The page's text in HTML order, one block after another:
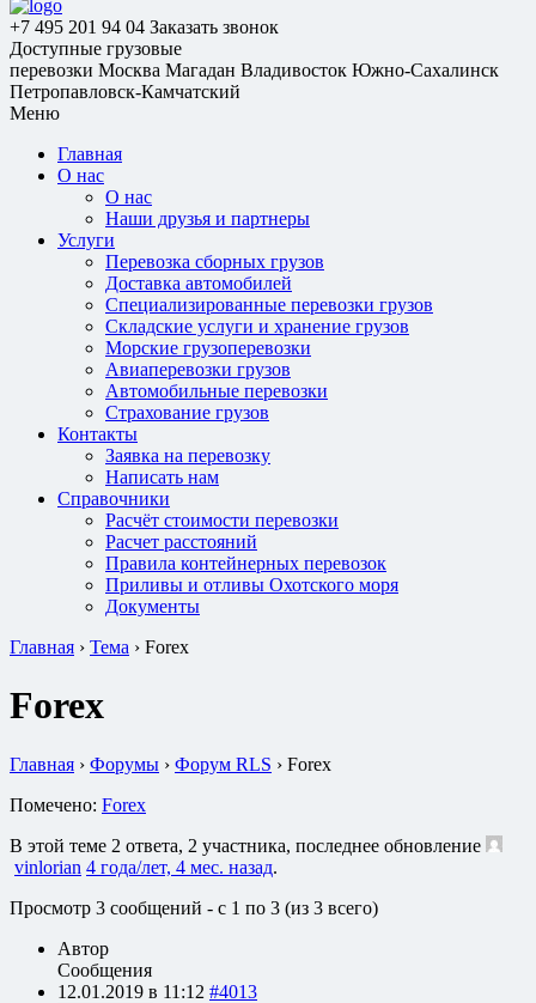
+7 495 201 94 04 Заказать звонок
Доступные грузовые
перевозки Москва Магадан Владивосток Южно-Сахалинск
Петропавловск-Камчатский
Меню
Главная
О нас
О нас
Наши друзья и партнеры
Услуги
Перевозка сборных грузов
Доставка автомобилей
Специализированные перевозки грузов
Складские услуги и хранение грузов
Морские грузоперевозки
Авиаперевозки грузов
Автомобильные перевозки
Страхование грузов
Контакты
Заявка на перевозку
Написать нам
Справочники
Расчёт стоимости перевозки
Расчет расстояний
Правила контейнерных перевозок
Приливы и отливы Охотского моря
Документы
Главная › Тема › Forex
Forex
Главная › Форумы › Форум RLS › Forex
Помечено: Forex
В этой теме 2 ответа, 2 участника, последнее обновление
vinlorian 4 года/лет, 4 мес. назад.
Просмотр 3 сообщений - с 1 по 3 (из 3 всего)
Автор
Сообщения
12.01.2019 в 11:12 #4013